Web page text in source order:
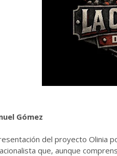
Gómez
del proyecto Olinia
que, aunque